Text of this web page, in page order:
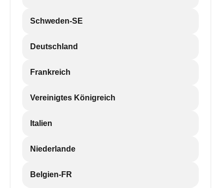
Schweden-SE
Deutschland
Frankreich
Vereinigtes Königreich
Italien
Niederlande
Belgien-FR